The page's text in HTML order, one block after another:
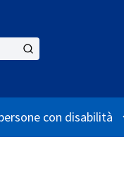
con disabilità